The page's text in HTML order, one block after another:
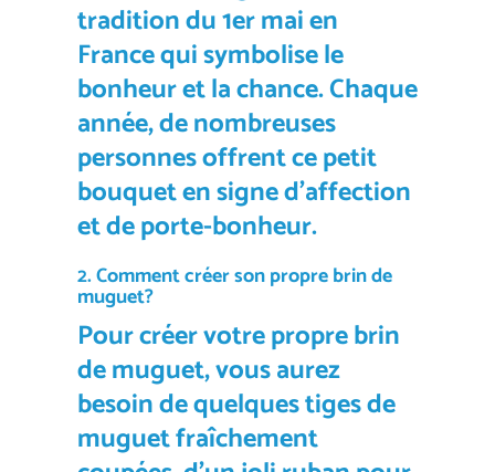
tradition du 1er mai en
France qui symbolise le
bonheur et la chance. Chaque
année, de nombreuses
personnes offrent cepetit
bouqueten signe d’affection
et de porte-bonheur.
2. Comment créer son proprebrin de
muguet?
Pour créer votre proprebrin
de muguet, vous aurez
besoin de quelques tiges de
muguet fraîchement